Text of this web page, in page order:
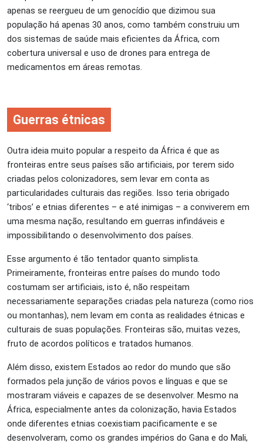
apenas se reergueu de um genocídio que dizimou sua
população há apenas 30 anos, como também construiu um
dos sistemas de saúde mais eficientes da África, com
cobertura universal e uso de drones para entrega de
medicamentos em áreas remotas.
Guerras étnicas
Outra ideia muito popular a respeito da África é que as
fronteiras entre seus países são artificiais, por terem sido
criadas pelos colonizadores, sem levar em conta as
particularidades culturais das regiões. Isso teria obrigado
‘tribos’ e etnias diferentes – e até inimigas – a conviverem em
uma mesma nação, resultando em guerras infindáveis e
impossibilitando o desenvolvimento dos países.
Esse argumento é tão tentador quanto simplista.
Primeiramente, fronteiras entre países do mundo todo
costumam ser artificiais, isto é, não respeitam
necessariamente separações criadas pela natureza (como rios
ou montanhas), nem levam em conta as realidades étnicas e
culturais de suas populações. Fronteiras são, muitas vezes,
fruto de acordos políticos e tratados humanos.
Além disso, existem Estados ao redor do mundo que são
formados pela junção de vários povos e línguas e que se
mostraram viáveis e capazes de se desenvolver. Mesmo na
África, especialmente antes da colonização, havia Estados
onde diferentes etnias coexistiam pacificamente e se
desenvolveram, como os grandes impérios do Gana e do Mali,